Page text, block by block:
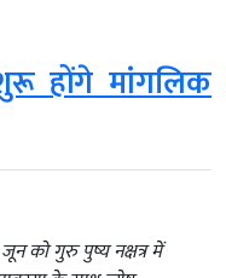
होंगे मांगलिक
को गुरु पुष्य नक्षत्र में